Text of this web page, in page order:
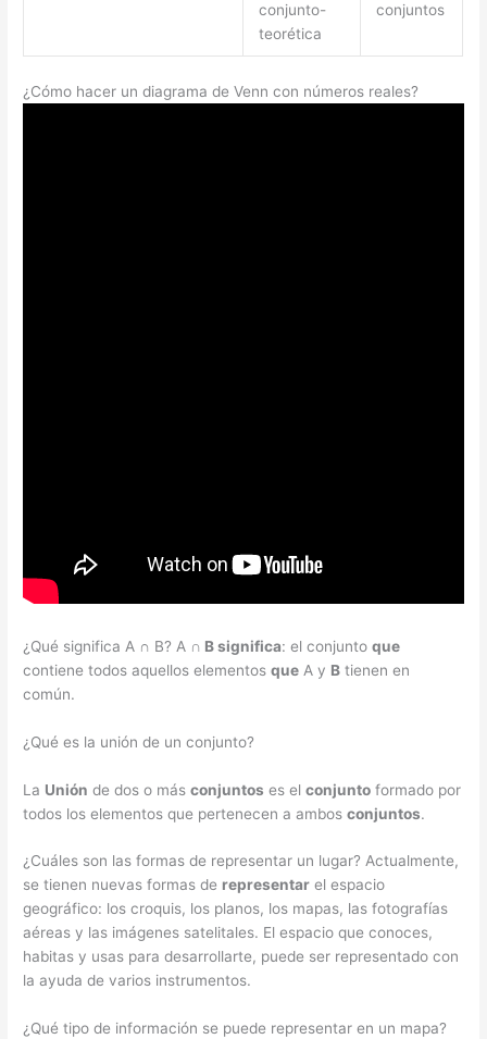
conjunto-
teorética
conjuntos
¿Cómo hacer un diagrama de Venn con números reales?
¿Qué significa A ∩ B? A ∩ B significa: el conjuntoque
contiene todos aquellos elementosque A y B tienen en
común.
¿Qué es la unión de un conjunto?
La Unión de dos o másconjuntos es elconjunto formado por
todos los elementos que pertenecen a ambosconjuntos.
¿Cuáles son las formas de representar un lugar? Actualmente,
se tienen nuevas formas de representar el espacio
geográfico: los croquis, los planos, los mapas, las fotografías
aéreas y las imágenes satelitales. El espacio que conoces,
habitas y usas para desarrollarte, puede ser representado con
la ayuda de varios instrumentos.
¿Qué tipo de información se puede representar en un mapa?